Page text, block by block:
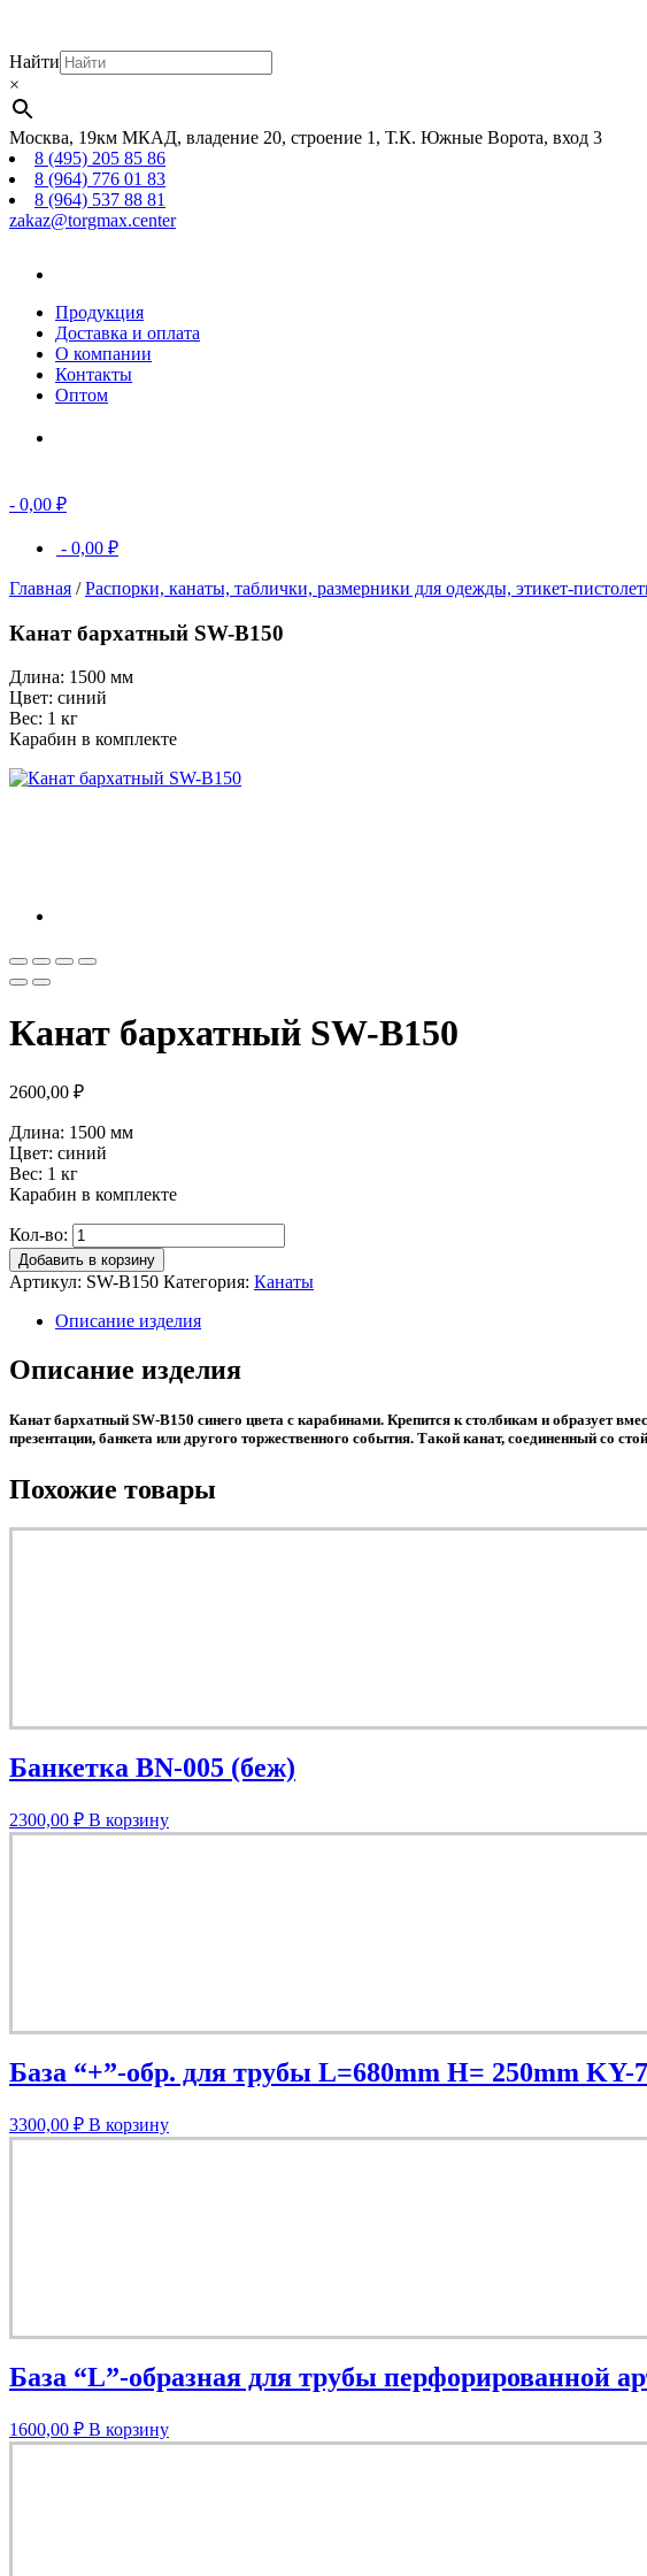
Найти
×
Москва, 19км МКАД, владение 20, строение 1, Т.К. Южные Ворота, вход 3
8 (495) 205 85 86
8 (964) 776 01 83
8 (964) 537 88 81
zakaz@torgmax.center
Продукция
Доставка и оплата
О компании
Контакты
Оптом
- 0,00 ₽
- 0,00 ₽
Главная /Распорки, канаты, таблички, размерники для одежды, этикет-
Канат бархатный SW-B150
Длина: 1500 мм
Цвет: синий
Вес: 1 кг
Карабин в комплекте
Канат бархатный SW-B150
2600,00 ₽
Длина: 1500 мм
Цвет: синий
Вес: 1 кг
Карабин в комплекте
Кол-во:
Добавить в корзину
Артикул: SW-B150 Категория: Канаты
Описание изделия
Описание изделия
Канат бархатный SW-B150 синего цвета с карабинами. Крепится к столбикам и образует
презентации, банкета или другого торжественного события. Такой канат, соединенный со
Похожие товары
Банкетка BN-005 (беж)
2300,00 ₽ В корзину
База “+”-обр. для трубы L=680mm H= 250mm KY-
3300,00 ₽ В корзину
База “L”-образная для трубы перфорированной
1600,00 ₽ В корзину